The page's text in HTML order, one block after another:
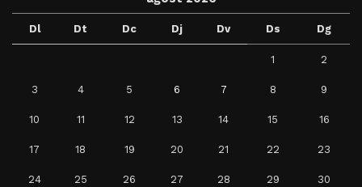
Dl Dt Dc Dj Dv Ds Dg
1 2
3 4 5 6 7 8 9
10 11 12 13 14 15 16
17 18 19 20 21 22 23
24 25 26 27 28 29 30